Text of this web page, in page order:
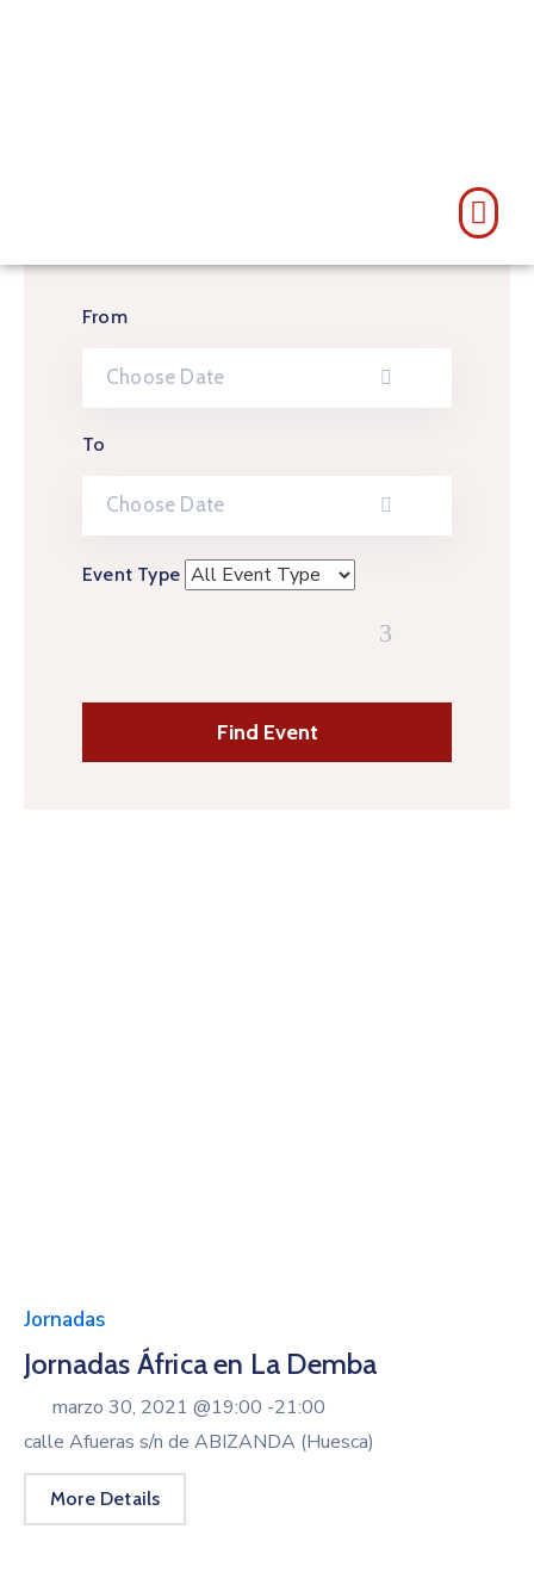
From
To
Event Type
Jornadas
Jornadas África en La Demba
marzo 30, 2021 @19:00 -21:00
calle Afueras s/n de ABIZANDA (Huesca)
More Details